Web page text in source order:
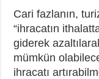
Cari fazlanın,
“ihracatın
giderek
mümkün
ihracatı